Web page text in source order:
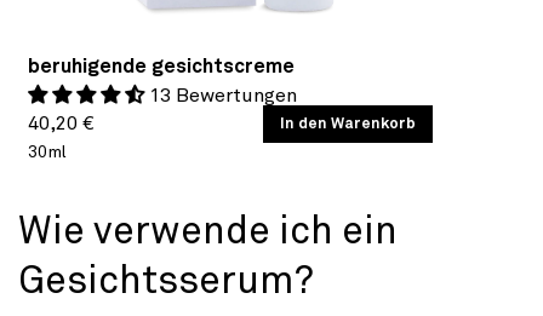
beruhigende gesichtscreme
13 Bewertungen
Normaler
Preis
40,20 €
GRUNDPREIS
/
30ml
In den Warenkorb
Wie verwende ich ein
Gesichtsserum?